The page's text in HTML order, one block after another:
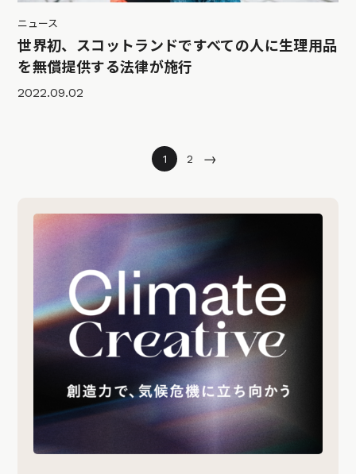
ニュース
世界初、スコットランドですべての人に生理用品
を無償提供する法律が施行
2022.09.02
1 2 →